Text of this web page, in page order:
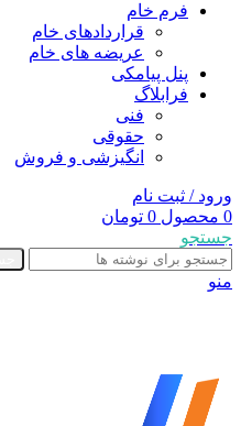
فرم خام
قراردادهای خام
عریضه های خام
پنل پیامکی
فرابلاگ
فنی
حقوقی
انگیزشی و فروش
ورود / ثبت نام
0 محصول 0 تومان
جستجو
منو